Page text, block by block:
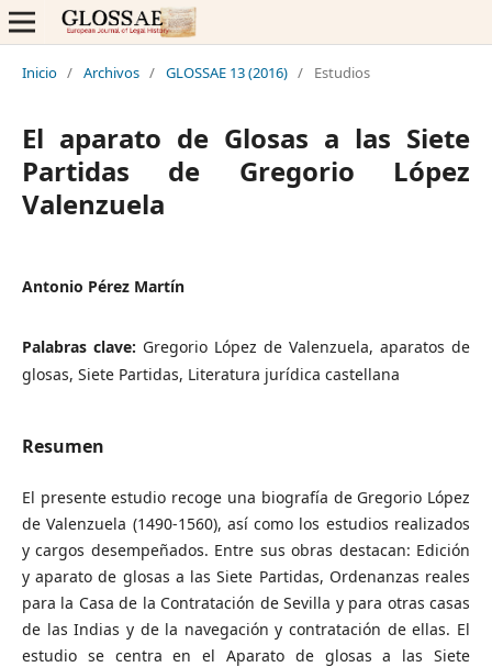
Inicio / Archivos / GLOSSAE 13 (2016) / Estudios
El aparato de Glosas a las Siete
Partidas de Gregorio López
Valenzuela
Antonio Pérez Martín
Palabras clave: Gregorio López de Valenzuela, aparatos de
glosas, Siete Partidas, Literatura jurídica castellana
Resumen
El presente estudio recoge una biografía de Gregorio López
de Valenzuela (1490-1560), así como los estudios realizados
y cargos desempeñados. Entre sus obras destacan: Edición
y aparato de glosas a las Siete Partidas, Ordenanzas reales
para la Casa de la Contratación de Sevilla y para otras casas
de las Indias y de la navegación y contratación de ellas. El
estudio se centra en el Aparato de glosas a las Siete